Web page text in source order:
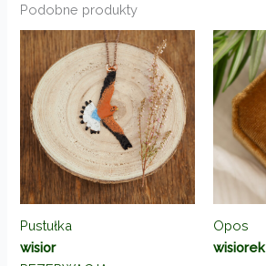
Podobne produkty
Pustułka
wisior
Opos
wisiorek